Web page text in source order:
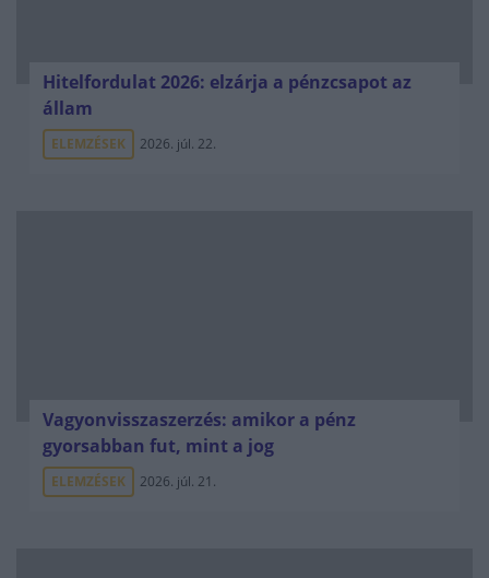
Hitelfordulat 2026: elzárja a pénzcsapot az
állam
ELEMZÉSEK 2026. júl. 22.
Vagyonvisszaszerzés: amikor a pénz
gyorsabban fut, mint a jog
ELEMZÉSEK 2026. júl. 21.